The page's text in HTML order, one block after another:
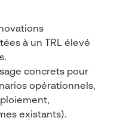
à un TRL élevé
concrets pour
opérationnels,
existants).